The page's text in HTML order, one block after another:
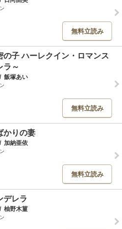
無料立読み
の子 ハーレクイン・ロマンス
ラ～
/ 飯塚あい
無料立読み
かりの妻
/ 加納亜依
無料立読み
デレラ
/ 柚野木菫